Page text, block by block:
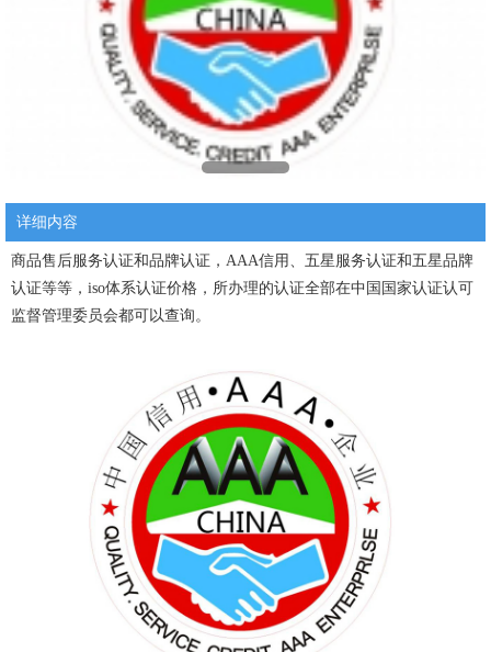
详细内容
商品售后服务认证和品牌认证，AAA信用、五星服务认证和五星品牌
认证等等，iso体系认证价格，所办理的认证全部在中国国家认证认可
监督管理委员会都可以查询。